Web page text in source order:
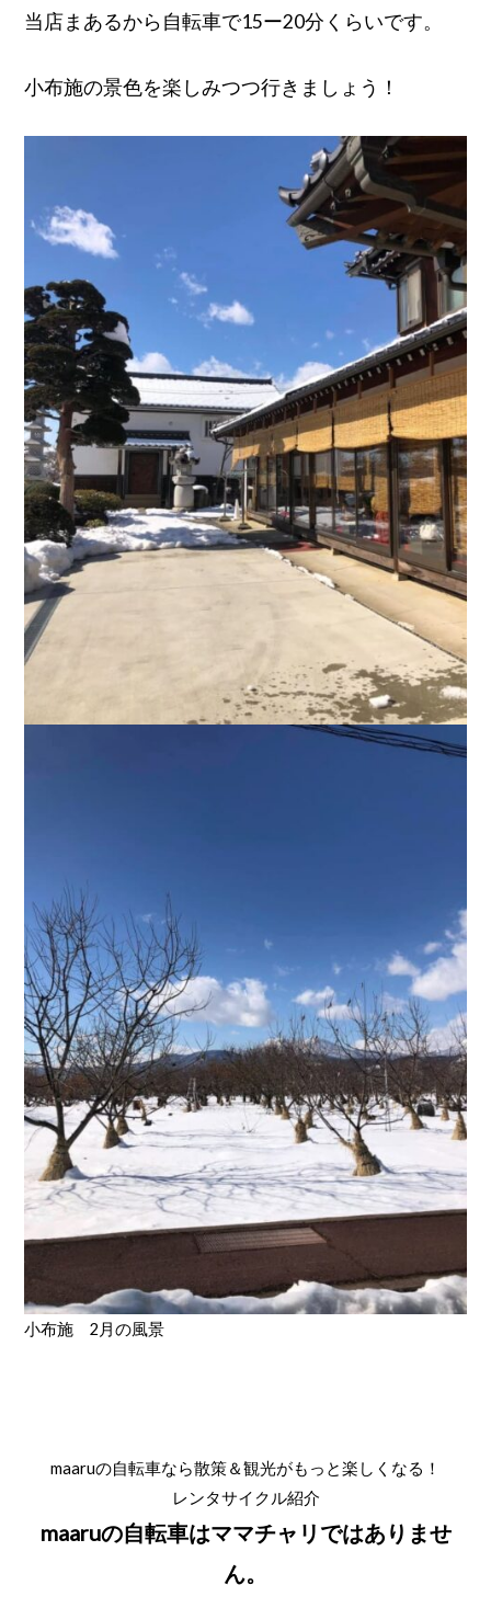
当店まあるから自転車で15ー20分くらいです。
小布施の景色を楽しみつつ行きましょう！
小布施 2月の風景
maaruの自転車なら散策＆観光がもっと楽しくなる！
レンタサイクル紹介
maaruの自転車はママチャリではありませ
ん。